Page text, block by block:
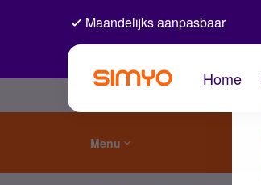
Maandelijks aanpasbaar
Home
Menu